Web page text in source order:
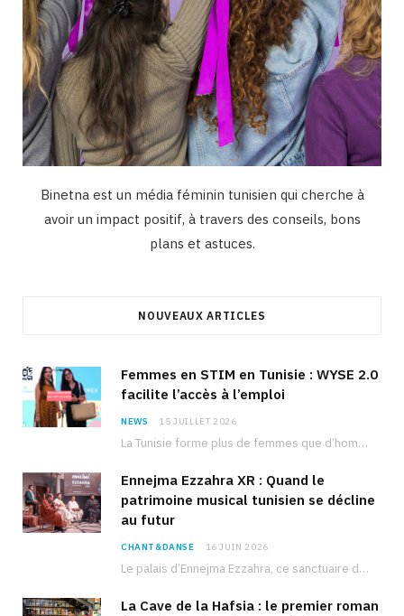
Binetna est un média féminin tunisien qui cherche à
avoir un impact positif, à travers des conseils, bons
plans et astuces.
NOUVEAUX ARTICLES
Femmes en STIM en Tunisie : WYSE 2.0
facilite l’accès à l’emploi
NEWS 15 JUILLET 2026
La Tunisie forme plus de femmes que d’hommes dans les filières scientifiques. Pourtant, pour beaucoup…
Ennejma Ezzahra XR : Quand le
patrimoine musical tunisien se décline
au futur
CHANT&DANSE 16 JUIN 2026
Le palais d’Ennejma Ezzahra, ce sanctuaire de la musique tunisienne et méditerranéenne construit par le…
La Cave de la Hafsia : le premier roman